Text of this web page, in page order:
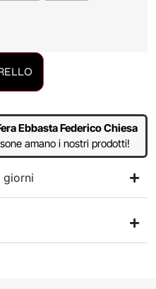
Ebbasta Federico Chiesa
amano i nostri prodotti!
giorni